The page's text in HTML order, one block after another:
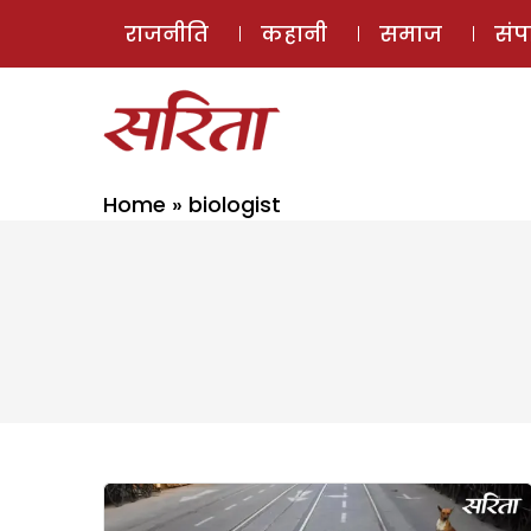
राजनीति कहानी समाज
Home » biologist